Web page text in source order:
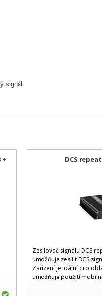
signál.
+
DCS
Zesilovač signálu DCS
umožňuje zesílit DCS
Zařízení je idální pro
umožňuje použití